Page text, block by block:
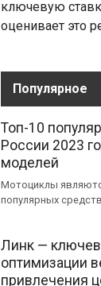
ключевую
оценивает это
Популярное
Топ-10
России 2023
моделей
Мотоциклы
популярных средств
Линк —
оптимизации
привлечения